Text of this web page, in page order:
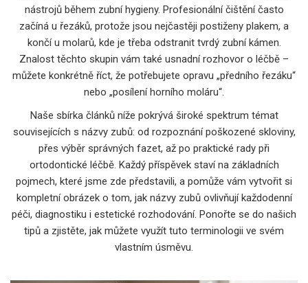
nástrojů během zubní hygieny. Profesionální čištění často
začíná u řezáků, protože jsou nejčastěji postiženy plakem, a
končí u molarů, kde je třeba odstranit tvrdý zubní kámen.
Znalost těchto skupin vám také usnadní rozhovor o léčbě –
můžete konkrétně říct, že potřebujete opravu „předního řezáku“
nebo „posílení horního moláru“.
Naše sbírka článků níže pokrývá široké spektrum témat
souvisejících s názvy zubů: od rozpoznání poškozené skloviny,
přes výběr správných fazet, až po praktické rady při
ortodontické léčbě. Každý příspěvek staví na základních
pojmech, které jsme zde představili, a pomůže vám vytvořit si
kompletní obrázek o tom, jak názvy zubů ovlivňují každodenní
péči, diagnostiku i estetické rozhodování. Ponořte se do našich
tipů a zjistěte, jak můžete využít tuto terminologii ve svém
vlastním úsměvu.